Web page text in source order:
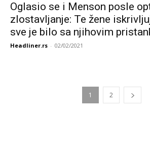
Oglasio se i Menson posle
zlostavljanje: Te žene
sve je bilo sa njihovim
Headliner.rs - 02/02/2021
1 2